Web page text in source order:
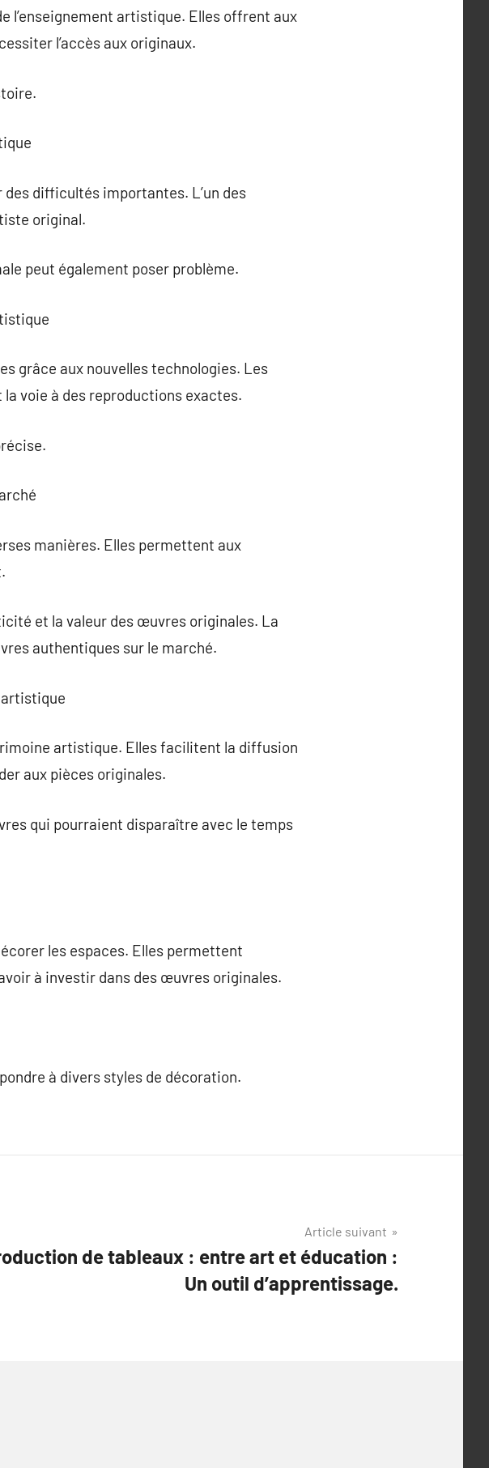
l’enseignement artistique. Elles offrent aux
l’accès aux originaux.
difficultés importantes. L’un des
original.
peut également poser problème.
grâce aux nouvelles technologies. Les
voie à des reproductions exactes.
manières. Elles permettent aux
et la valeur des œuvres originales. La
authentiques sur le marché.
artistique
artistique. Elles facilitent la diffusion
aux pièces originales.
qui pourraient disparaître avec le temps
les espaces. Elles permettent
à investir dans des œuvres originales.
à divers styles de décoration.
Article suivant
de tableaux : entre art et éducation :
Un outil d’apprentissage.